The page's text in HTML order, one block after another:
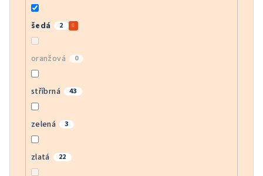
šedá 2
oranžová 0
stříbrná 43
zelená 3
zlatá 22